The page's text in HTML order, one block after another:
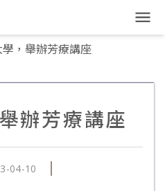
，舉辦芳療講座
辦芳療講座
04-10